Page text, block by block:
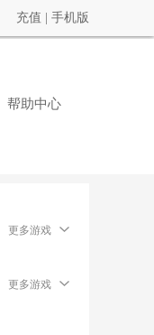
充值 手机版
帮助中心
更多游戏
更多游戏